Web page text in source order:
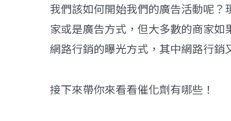
我們該如何開始我們的廣告活動呢
家或是廣告方式，但大多數的商家
網路行銷的曝光方式，其中網路行銷
接下來帶你來看看催化劑有哪些！